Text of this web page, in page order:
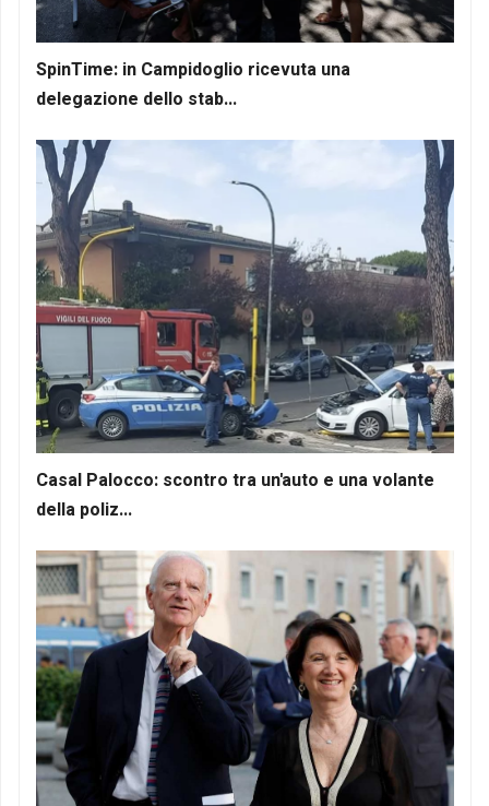
SpinTime: in Campidoglio ricevuta una
delegazione dello stab...
Casal Palocco: scontro tra un'auto e una volante
della poliz...